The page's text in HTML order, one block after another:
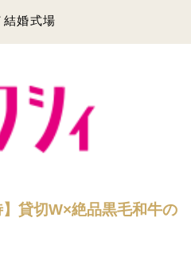
婚式場
】貸切W×絶品黒毛和牛の